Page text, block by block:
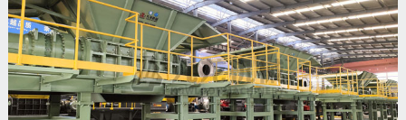
态
联
系
郑
州
市